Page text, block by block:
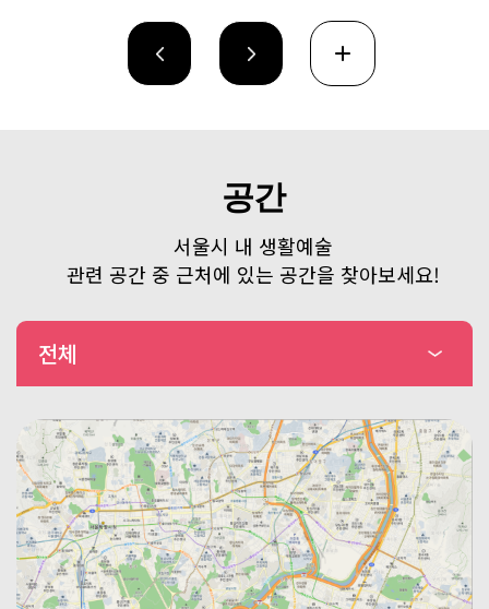
공간
서울시 내 생활예술
관련 공간 중 근처에 있는 공간을 찾아보세요!
전체
생활문화센터
문화원
연습실
갤러리